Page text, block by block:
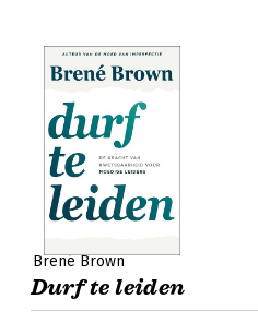
Brené Brown
Durf te leiden